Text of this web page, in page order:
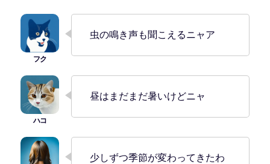
虫の鳴き声も聞こえるニャア
昼はまだまだ暑いけどニャ
少しずつ季節が変わってきたわ